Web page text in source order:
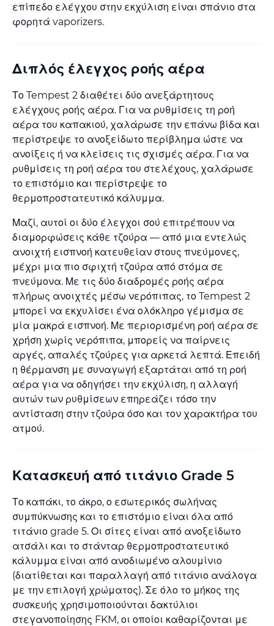
επίπεδο ελέγχου στην εκχύλιση είναι σπάνιο στα
φορητά vaporizers.
Διπλός έλεγχος ροής αέρα
Το Tempest 2 διαθέτει δύο ανεξάρτητους
ελέγχους ροής αέρα. Για να ρυθμίσεις τη ροή
αέρα του καπακιού, χαλάρωσε την επάνω βίδα και
περίστρεψε το ανοξείδωτο περίβλημα ώστε να
ανοίξεις ή να κλείσεις τις σχισμές αέρα. Για να
ρυθμίσεις τη ροή αέρα του στελέχους, χαλάρωσε
το επιστόμιο και περίστρεψε το
θερμοπροστατευτικό κάλυμμα.
Μαζί, αυτοί οι δύο έλεγχοι σού επιτρέπουν να
διαμορφώσεις κάθε τζούρα — από μια εντελώς
ανοιχτή εισπνοή κατευθείαν στους πνεύμονες,
μέχρι μια πιο σφιχτή τζούρα από στόμα σε
πνεύμονα. Με τις δύο διαδρομές ροής αέρα
πλήρως ανοιχτές μέσω νερόπιπας, το Tempest 2
μπορεί να εκχυλίσει ένα ολόκληρο γέμισμα σε
μία μακρά εισπνοή. Με περιορισμένη ροή αέρα σε
χρήση χωρίς νερόπιπα, μπορείς να παίρνεις
αργές, απαλές τζούρες για αρκετά λεπτά. Επειδή
η θέρμανση με συναγωγή εξαρτάται από τη ροή
αέρα για να οδηγήσει την εκχύλιση, η αλλαγή
αυτών των ρυθμίσεων επηρεάζει τόσο την
αντίσταση στην τζούρα όσο και τον χαρακτήρα του
ατμού.
Κατασκευή από τιτάνιο Grade 5
Το καπάκι, το άκρο, ο εσωτερικός σωλήνας
συμπύκνωσης και το επιστόμιο είναι όλα από
τιτάνιο grade 5. Οι σίτες είναι από ανοξείδωτο
ατσάλι και το στάνταρ θερμοπροστατευτικό
κάλυμμα είναι από ανοδιωμένο αλουμίνιο
(διατίθεται και παραλλαγή από τιτάνιο ανάλογα
με την επιλογή χρώματος). Σε όλο το μήκος της
συσκευής χρησιμοποιούνται δακτύλιοι
στεγανοποίησης FKM, οι οποίοι καθαρίζονται με